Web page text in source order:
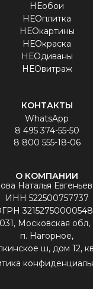
НЕобои
НЕОплитка
НЕОкартины
НЕОкраска
НЕОдиваны
НЕОвитраж
КОНТАКТЫ
WhatsApp
8 495 374-55-50
8 800 555-18-06
Наталья
ИНН 522500757737
Московская
п. Нагорное,
ш, дом 12,
О КОМПАНИИ